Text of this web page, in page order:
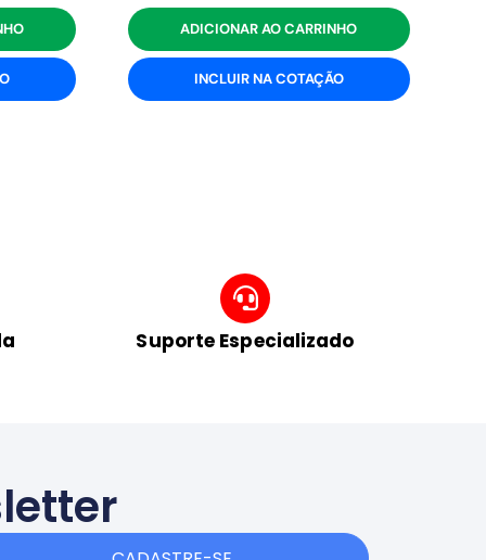
ADICIONAR AO CARRINHO
INCLUIR NA COTAÇÃO
Suporte Especializado